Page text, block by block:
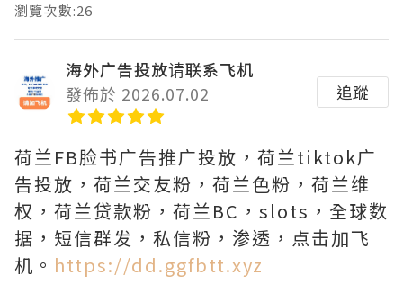
瀏覽次數:26
海外广告投放请联系飞机
發佈於 2026.07.02
追蹤
荷兰FB脸书广告推广投放，荷兰tiktok广
告投放，荷兰交友粉，荷兰色粉，荷兰维
权，荷兰贷款粉，荷兰BC，slots，全球数
据，短信群发，私信粉，渗透，点击加飞
机。 https://dd.ggfbtt.xyz